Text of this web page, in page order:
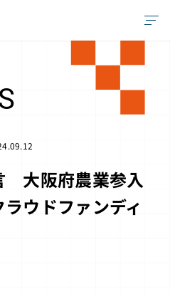
大阪府農業参入
ウドファンディ